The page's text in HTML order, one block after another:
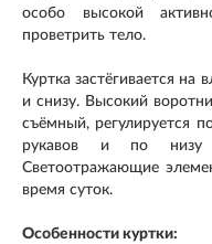
особо высокой
проветрить тело.
Куртка застёгивается
и снизу. Высокий
съёмный, регулируется
рукавов и по низу
Светоотражающие
время суток.
Особенности куртки: